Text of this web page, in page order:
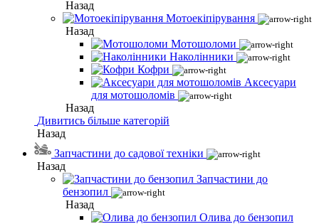
Назад
Мотоекіпірування
Назад
Мотошоломи
Наколінники
Кофри
Аксесуари
для мотошоломів
Назад
Дивитись більше категорій
Назад
Запчастини до садової техніки
Назад
Запчастини до
бензопил
Назад
Олива до бензопил